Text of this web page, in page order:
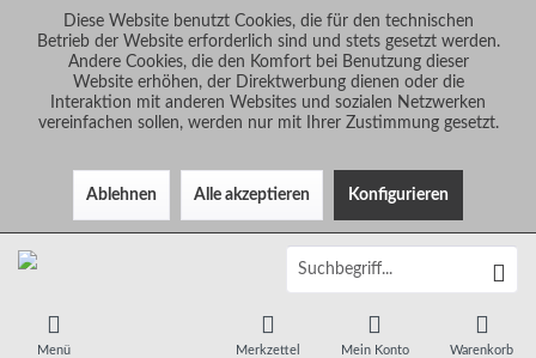
Diese Website benutzt Cookies, die für den technischen
Betrieb der Website erforderlich sind und stets gesetzt werden.
Andere Cookies, die den Komfort bei Benutzung dieser
Website erhöhen, der Direktwerbung dienen oder die
Interaktion mit anderen Websites und sozialen Netzwerken
vereinfachen sollen, werden nur mit Ihrer Zustimmung gesetzt.
Ablehnen Alle akzeptieren Konfigurieren
Menü Warenkorb
Merkzettel Mein Konto